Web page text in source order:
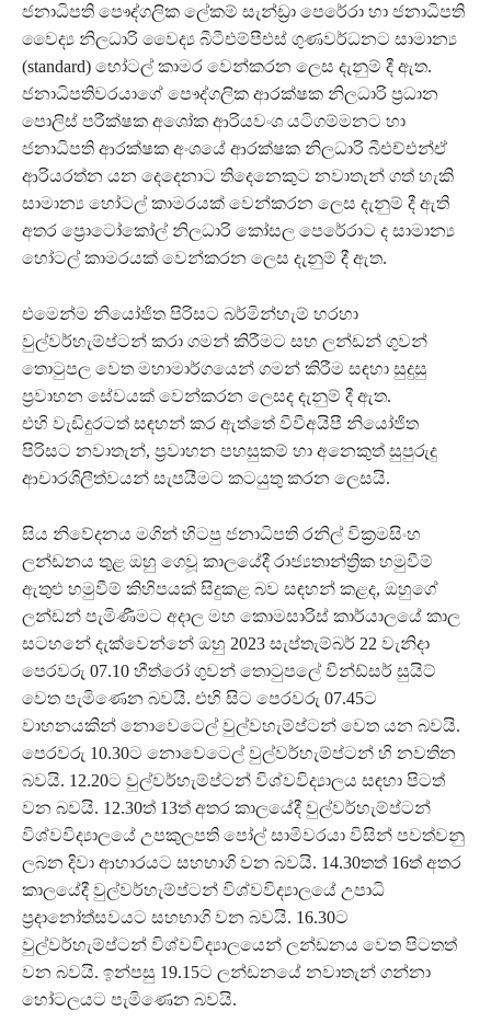
ජනාධිපති පෞද්ගලික ලේකම් සැන්ඩ්‍රා පෙරේරා හා ජනාධිපති
වෛද්‍ය නිලධාරි වෛද්‍ය බීටීඑම්පීඑස් ගුණවර්ධනට සාමාන්‍ය
(standard) හෝටල් කාමර වෙන්කරන ලෙස දැනුම් දී ඇත.
ජනාධිපතිවරයාගේ පෞද්ගලික ආරක්ෂක නිලධාරි ප්‍රධාන
පොලිස් පරීක්ෂක අශෝක ආරියවංශ යටිගම්මනට හා
ජනාධිපති ආරක්ෂක අංශයේ ආරක්ෂක නිලධාරි බීඑච්එන්ඒ
ආරියරත්න යන දෙදෙනාට තිදෙනෙකුට නවාතැන් ගත් හැකි
සාමාන්‍ය හෝටල් කාමරයක් වෙන්කරන ලෙස දැනුම් දී ඇති
අතර ප්‍රොටෝකෝල් නිලධාරි කෝසල පෙරේරාට ද සාමාන්‍ය
හෝටල් කාමරයක් වෙන්කරන ලෙස දැනුම් දී ඇත.
එමෙන්ම නියෝජිත පිරිසට බර්මින්හැම් හරහා
වුල්වර්හැම්ප්ටන් කරා ගමන් කිරීමට සහ ලන්ඩන් ගුවන්
තොටුපල වෙත මහාමාර්ගයෙන් ගමන් කිරීම සඳහා සුදුසු
ප්‍රවාහන සේවයක් වෙන්කරන ලෙසද දැනුම් දී ඇත.
එහි වැඩිදුරටත් සඳහන් කර ඇත්තේ වීවීඅයිපී නියෝජිත
පිරිසට නවාතැන්, ප්‍රවාහන පහසුකම් හා අනෙකුත් සුපුරුදු
ආචාරශිලීත්වයන් සැපයීමට කටයුතු කරන ලෙසයි.
සිය නිවේදනය මගින් හිටපු ජනාධිපති රනිල් වික්‍රමසිංහ
ලන්ඩනය තුළ ඔහු ගෙවූ කාලයේදී රාජ්‍යතාන්ත්‍රික හමුවීම්
ඇතුළු හමුවීම් කිහිපයක් සිදුකළ බව සඳහන් කළද, ඔහුගේ
ලන්ඩන් පැමිණීමට අදාල මහ කොමසාරිස් කාර්යාලයේ කාල
සටහනේ දැක්වෙන්නේ ඔහු 2023 සැප්තැම්බර් 22 වැනිදා
පෙරවරු 07.10 හීත්රෝ ගුවන් තොටුපලේ වින්ඩ්සර් සුයිට්
වෙත පැමිණෙන බවයි. එහි සිට පෙරවරු 07.45ට
වාහනයකින් නොවෙටෙල් වුල්වහැම්ප්ටන් වෙත යන බවයි.
පෙරවරු 10.30ට නොවෙටෙල් වුල්වර්හැම්ප්ටන් හි නවතින
බවයි. 12.20ට වුල්වර්හැම්ප්ටන් විශ්වවිද්‍යාලය සඳහා පිටත්
වන බවයි. 12.30ත් 13ත් අතර කාලයේදී වුල්වර්හැම්ප්ටන්
විශ්වවිද්‍යාලයේ උපකුලපති පෝල් සාමිවරයා විසින් පවත්වනු
ලබන දිවා ආහාරයට සහභාගි වන බවයි. 14.30තත් 16ත් අතර
කාලයේදී වුල්වර්හැම්ප්ටන් විශ්වවිද්‍යාලයේ උපාධි
ප්‍රදානෝත්සවයට සහභාගි වන බවයි. 16.30ට
වුල්වර්හැම්ප්ටන් විශ්වවිද්‍යාලයෙන් ලන්ඩනය වෙත පිටතත්
වන බවයි. ඉන්පසු 19.15ට ලන්ඩනයේ නවාතැන් ගන්නා
හෝටලයට පැමිණෙන බවයි.